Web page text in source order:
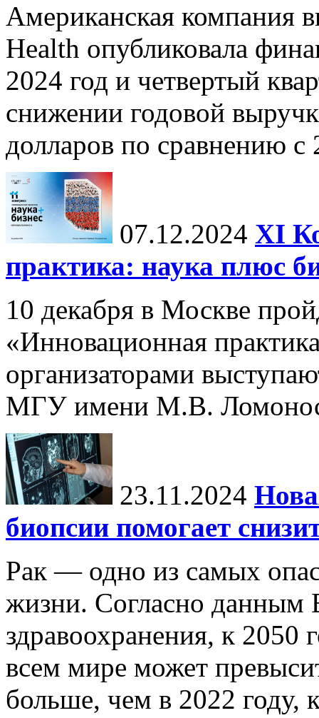
Американская компания
Health опубликовала
2024 год и четвертый
снижении годовой
долларов по сравнению с
07.12.2024 ХI
практика: наука плюс
10 декабря в Москве
«Инновационная
организаторами
МГУ имени М.В.
23.11.2024
биопсии помогает
Рак — одно из самых
жизни. Согласно данным
здравоохранения, к 2050
всем мире может
больше, чем в 2022 году,